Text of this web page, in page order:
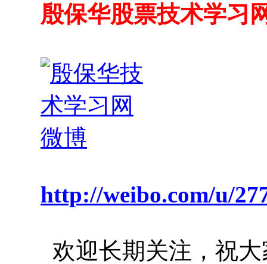
殷保华股票技术学习
http://weibo.com/u/
欢迎长期关注，祝大